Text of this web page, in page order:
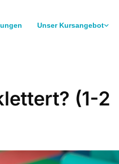
Unser Kursangebot
(1-2